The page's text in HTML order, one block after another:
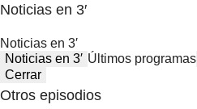
Noticias en 3′
Noticias en 3′
Noticias en 3′ Últimos programas
Cerrar
Otros episodios